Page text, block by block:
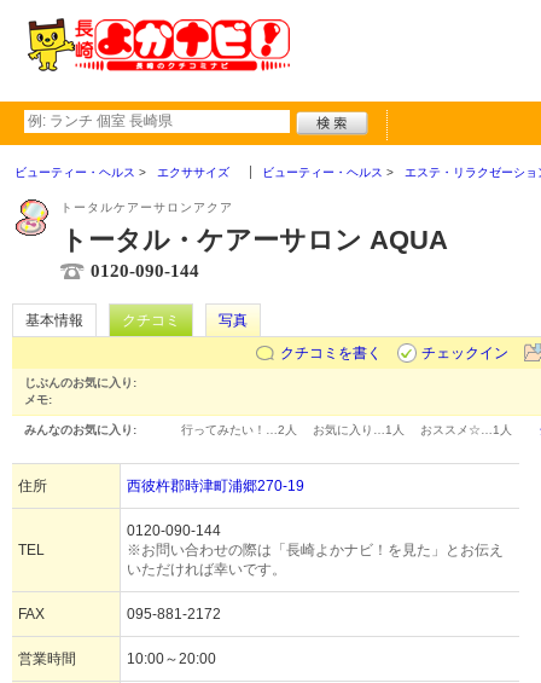
ビューティー・ヘルス エクササイズ ビューティー・ヘルス エステ・リラクゼーシ
トータルケアーサロンアクア
トータル・ケアーサロン AQUA
0120-090-144
基本情報 クチコミ
写真
クチコミを書く
チェックイン
じぶんのお気に入り:
メモ:
みんなのお気に入り: 行ってみたい！… 2人 お気に入り… 1人 おススメ☆… 1人
住所 西彼杵郡時津町浦郷270-19
TEL
0120-090-144
※お問い合わせの際は「長崎よかナビ！を見た」とお伝え
いただければ幸いです。
FAX 095-881-2172
営業時間 10:00～20:00